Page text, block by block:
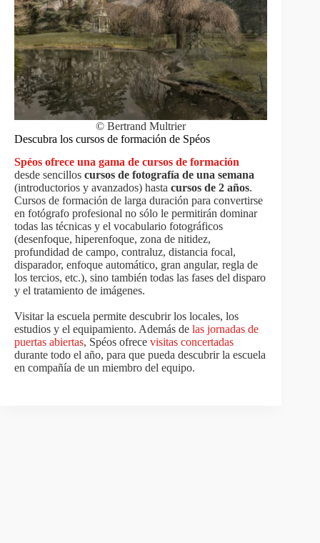
© Bertrand Multrier
Descubra los cursos de formación de Spéos
Spéos ofrece una gama de cursos de formación
desde sencillos cursos de fotografía de una semana
(introductorios y avanzados) hasta cursos de 2 años.
Cursos de formación de larga duración para convertirse
en fotógrafo profesional no sólo le permitirán dominar
todas las técnicas y el vocabulario fotográficos
(desenfoque, hiperenfoque, zona de nitidez,
profundidad de campo, contraluz, distancia focal,
disparador, enfoque automático, gran angular, regla de
los tercios, etc.), sino también todas las fases del disparo
y el tratamiento de imágenes.
Visitar la escuela permite descubrir los locales, los
estudios y el equipamiento. Además de las jornadas de
puertas abiertas, Spéos ofrece visitas concertadas
durante todo el año, para que pueda descubrir la escuela
en compañía de un miembro del equipo.